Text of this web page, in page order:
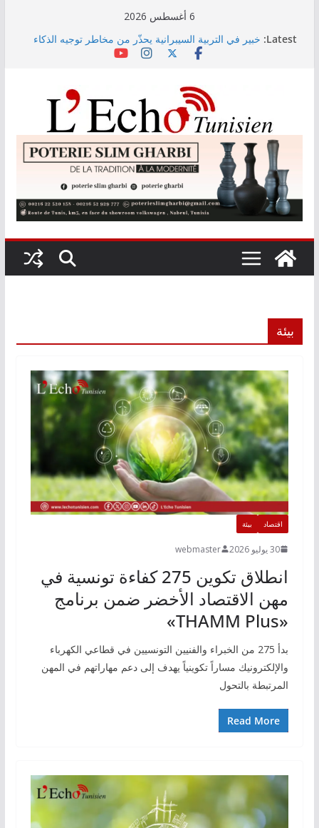
6 أغسطس 2026
Latest: خبير في التربية السيبرانية يحذّر من مخاطر توجيه الذكاء
الاصطناعي التوليدي لتفاعلات المستخدمين
وزارة التربية تنشر نتائج حركة نقل تقريب الأزواج لمدرّسي
التعليم الابتدائي لسنة 2026
رئيس الجمهورية يُشــدد على أن حقّ الدّولة في استرجاع
أموال الشّعب التونسي لن يسقط بالتّقادم
معهد الإحصاء: مؤشر أسعار الاستهلاك يرتفع بنسبة 0,2%
خلال شهر جويلية 2026
بيئة
اقتصاد بيئة
30 يوليو 2026 webmaster
انطلاق تكوين 275 كفاءة تونسية في
مهن الاقتصاد الأخضر ضمن برنامج
«THAMM Plus»
بدأ 275 من الخبراء والفنيين التونسيين في قطاعي الكهرباء
والإلكترونيك مساراً تكوينياً يهدف إلى دعم مهاراتهم في المهن
المرتبطة بالتحول
Read More